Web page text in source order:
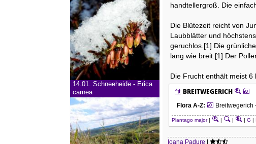
handtellergroß. Die
Die Blütezeit reicht von
Laubblätter und
geruchlos.[1] Die
lang wie breit.[1] Der
Die Frucht enthält meist
BREITWEGERICH
Flora A-Z: Breitwegerich
Plantago major| | | |G |
Ioana Padure |
14.01. Schneeheide - Erica
carnea